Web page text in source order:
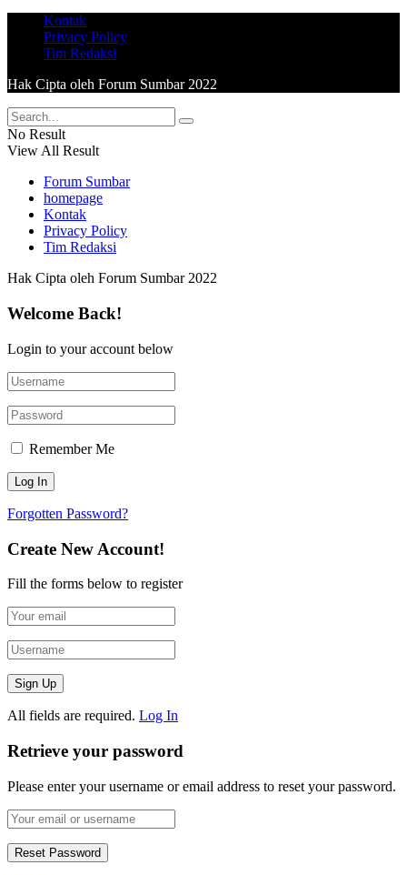
Kontak
Privacy Policy
Tim Redaksi
Hak Cipta oleh Forum Sumbar 2022
No Result
View All Result
Forum Sumbar
homepage
Kontak
Privacy Policy
Tim Redaksi
Hak Cipta oleh Forum Sumbar 2022
Welcome Back!
Login to your account below
Remember Me
Forgotten Password?
Create New Account!
Fill the forms below to register
All fields are required. Log In
Retrieve your password
Please enter your username or email address to reset your password.